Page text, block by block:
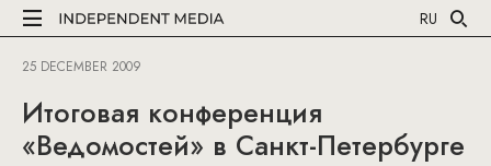
RU
25 DECEMBER 2009
Итоговая конференция
«Ведомостей» в Санкт-Петербурге